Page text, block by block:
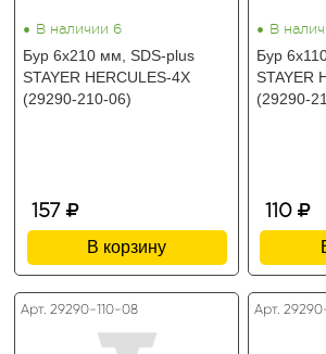
• В наличии 6
Бур 6x210 мм, SDS-plus
STAYER HERCULES-4Х
(29290-210-06)
157
В корзину
• В
Бур
STAYER
(29290-
110
Арт. 29290-110-08 Арт.